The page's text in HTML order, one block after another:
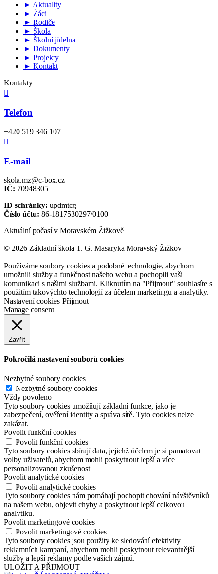
► Aktuality
► Žáci
► Rodiče
► Škola
► Školní jídelna
► Dokumenty
► Projekty
► Kontakt
Kontakty

Telefon
+420 519 346 107

E-mail
skola.mz@c-box.cz
IČ: 70948305
ID schránky: updmtcg
Číslo účtu: 86-1817530297/0100
Aktuální počasí v Moravském Žižkově
© 2026 Základní škola T. G. Masaryka Moravský Žižkov |
Používáme soubory cookies a podobné technologie, abychom
umožnili služby a funkčnost našeho webu a pochopili vaši
komunikaci s našimi službami. Kliknutím na "Přijmout" souhlasíte s
použitím takovýchto technologií za účelem marketingu a analytiky.
Nastavení cookies Přijmout
Manage consent
Zavřít
Pokročilá nastavení souborů cookies
Nezbytné soubory cookies
Nezbytné soubory cookies
Vždy povoleno
Tyto soubory cookies umožňují základní funkce, jako je
zabezpečení, ověření identity a správa sítě. Tyto cookies nelze
zakázat.
Povolit funkční cookies
Povolit funkční cookies
Tyto soubory cookies sbírají data, jejichž účelem je si pamatovat
volby uživatelů, abychom mohli poskytnout lepší a více
personalizovanou zkušenost.
Povolit analytické cookies
Povolit analytické cookies
Tyto soubory cookies nám pomáhají pochopit chování návštěvníků
na našem webu, objevit chyby a poskytnout lepší celkovou
analytiku.
Povolit marketingové cookies
Povolit marketingové cookies
Tyto soubory cookies jsou použity ke sledování efektivity
reklamních kampaní, abychom mohli poskytnout relevantnější
služby a lepší reklamy podle vašich zájmů.
ULOŽIT A PŘIJMOUT